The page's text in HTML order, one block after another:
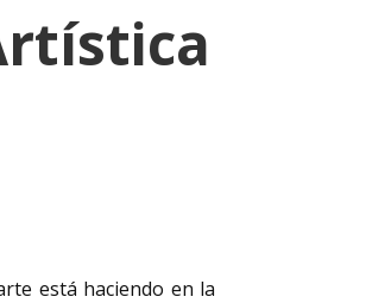
está haciendo en la